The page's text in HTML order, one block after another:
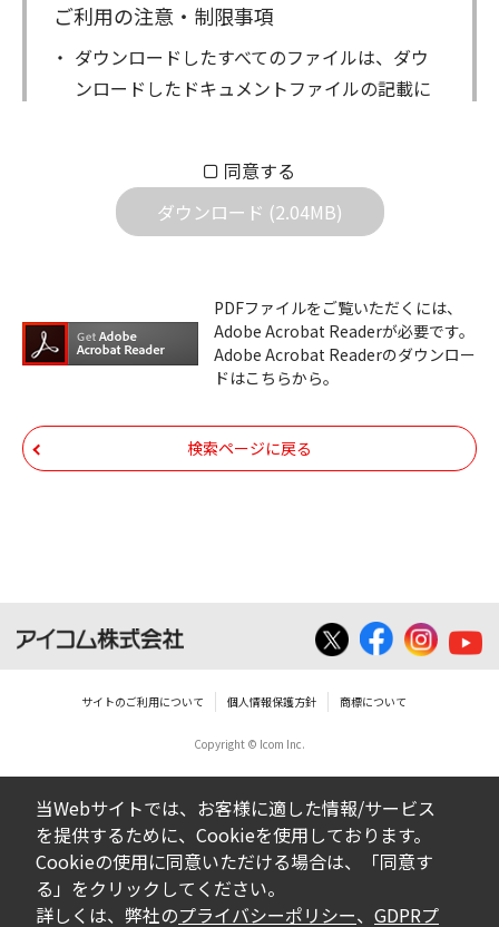
ご利用の注意・制限事項
ダウンロードしたすべてのファイルは、ダウ
ンロードしたドキュメントファイルの記載に
社は一切の責任を負いません。また、ファイ
ルの内容などの変更は一切行わないでくださ
機器のコントロールコマンドの仕様書、およ
びその他すべてのダウンロードファイルにつ
いての著作権を含むすべての権利は、アイコ
帰属します。ダウンロードしたファイルは、
個人で使用される以外にはご使用できませ
せんのでご了承ください。
告なく改良及び変更される場合があります。
ダウンロードサービスに掲載していますBIOS/
ファームウェアデータにつきましては、パソ
コンの基本システムを制御する重要なデータ
ですから、データの書換中に誤操作や中断に
よって失敗した場合、パソコンが正常に動作
しなくなります。お客様がBIOS/ファームウェ
同意する
ダウンロード (2.04MB)
PDFファイルをご覧いただくには、
Adobe Acrobat Readerが必要です。
Adobe Acrobat Readerのダウンロー
ドはこちらから。
検索ページに戻る
サイトのご利用について 個人情報保護方針 商標について
Copyright © Icom Inc.
当Webサイトでは、お客様に適した情報/サービス
を提供するために、Cookieを使用しております。
Cookieの使用に同意いただける場合は、「同意す
る」をクリックしてください。
詳しくは、弊社のプライバシーポリシー、 GDPRプ